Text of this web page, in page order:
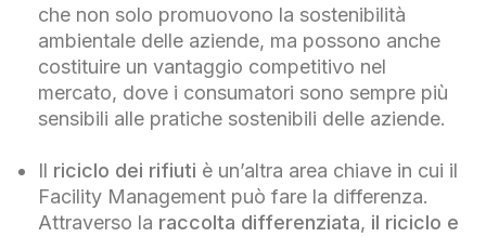
che non solo promuovono la sostenibilità
ambientale delle aziende, ma possono anche
costituire un vantaggio competitivo nel
mercato, dove i consumatori sono sempre più
sensibili alle pratiche sostenibili delle aziende.
Il riciclo dei rifiuti è un’altra area chiave in cui il
Facility Management può fare la differenza.
Attraverso la raccolta differenziata, il riciclo e